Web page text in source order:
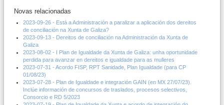
Novas relacionadas
2023-09-26 - Está a Administración a paralizar a aplicación dos dereitos
de conciliación na Xunta de Galiza?
2023-09-13 - Dereitos de conciliación na Administración da Xunta de
Galiza
2023-08-02 - I Plan de Igualdade da Xunta de Galiza: unha oportunidade
perdida para avanzar en dereitos e igualdade para as mulleres
2023-07-31 - Acordo FISP, RPT Sanidade, Plan Igualdade (para CP
01/08/23)
2023-07-28 - Plan de Igualdade e integración GAIN (en MX 27/07/23).
Inclúe información de concursos de traslados, procesos selectivos,
Consorcio e RD 5/2023